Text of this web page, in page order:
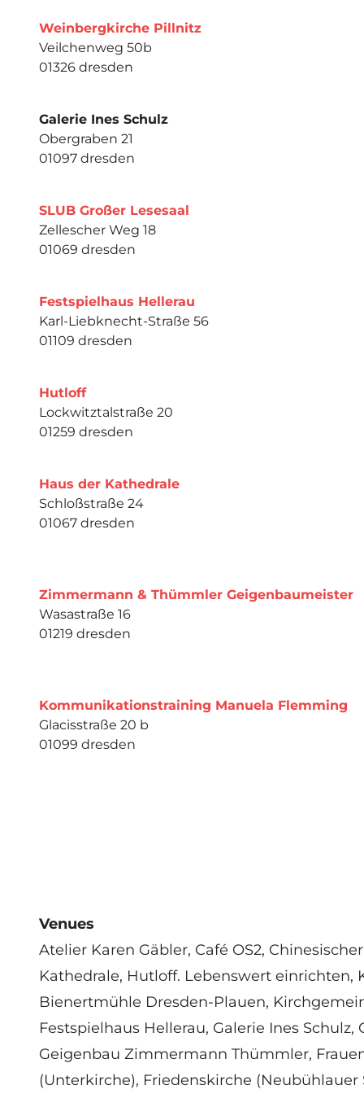
Weinbergkirche Pillnitz
Veilchenweg 50b
01326 dresden
Galerie Ines Schulz
Obergraben 21
01097 dresden
SLUB Großer Lesesaal
Zellescher Weg 18
01069 dresden
Festspielhaus Hellerau
Karl-Liebknecht-Straße 56
01109 dresden
Hutloff
Lockwitztalstraße 20
01259 dresden
Haus der Kathedrale
Schloßstraße 24
01067 dresden
Zimmermann & Thümmler Geigenbaumeister
Wasastraße 16
01219 dresden
Kommunikationstraining Manuela Flemming
Glacisstraße 20 b
01099 dresden
Venues
Atelier Karen Gäbler, Café OS2,
Kathedrale, Hutloff. Lebenswert einrichten,
Bienertmühle Dresden-Plauen,
Festspielhaus Hellerau, Galerie Ines Schulz,
Geigenbau Zimmermann Thümmler,
(Unterkirche), Friedenskirche (Neubühlauer